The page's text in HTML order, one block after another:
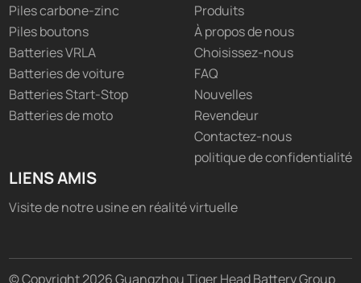
Piles carbone-zinc
Piles boutons
Batteries VRLA
Batteries de voiture
Batteries Start-Stop
Batteries de moto
Produits
À propos de nous
Choisissez-nous
FAQ
Nouvelles
Revendeur
Contactez-nous
politique de confidentialité
LIENS AMIS
Visite de notre usine en réalité virtuelle
© Copyright 2026 Guangzhou Tiger Head Battery Group